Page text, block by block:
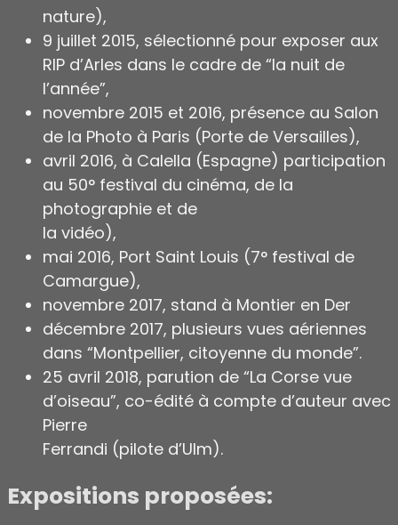
nature),
9 juillet 2015, sélectionné pour exposer aux
RIP d’Arles dans le cadre de “la nuit de
l’année”,
novembre 2015 et 2016, présence au Salon
de la Photo à Paris (Porte de Versailles),
avril 2016, à Calella (Espagne) participation
au 50° festival du cinéma, de la
photographie et de
la vidéo),
mai 2016, Port Saint Louis (7° festival de
Camargue),
novembre 2017, stand à Montier en Der
décembre 2017, plusieurs vues aériennes
dans “Montpellier, citoyenne du monde”.
25 avril 2018, parution de “La Corse vue
d’oiseau”, co-édité à compte d’auteur avec
Pierre
Ferrandi (pilote d’Ulm).
Expositions proposées: